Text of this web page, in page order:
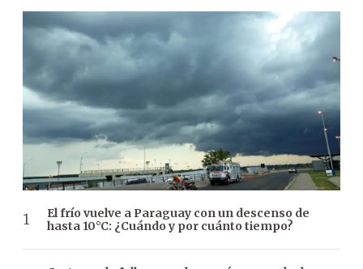
El frío vuelve a Paraguay con un descenso de
hasta 10°C: ¿Cuándo y por cuánto tiempo?